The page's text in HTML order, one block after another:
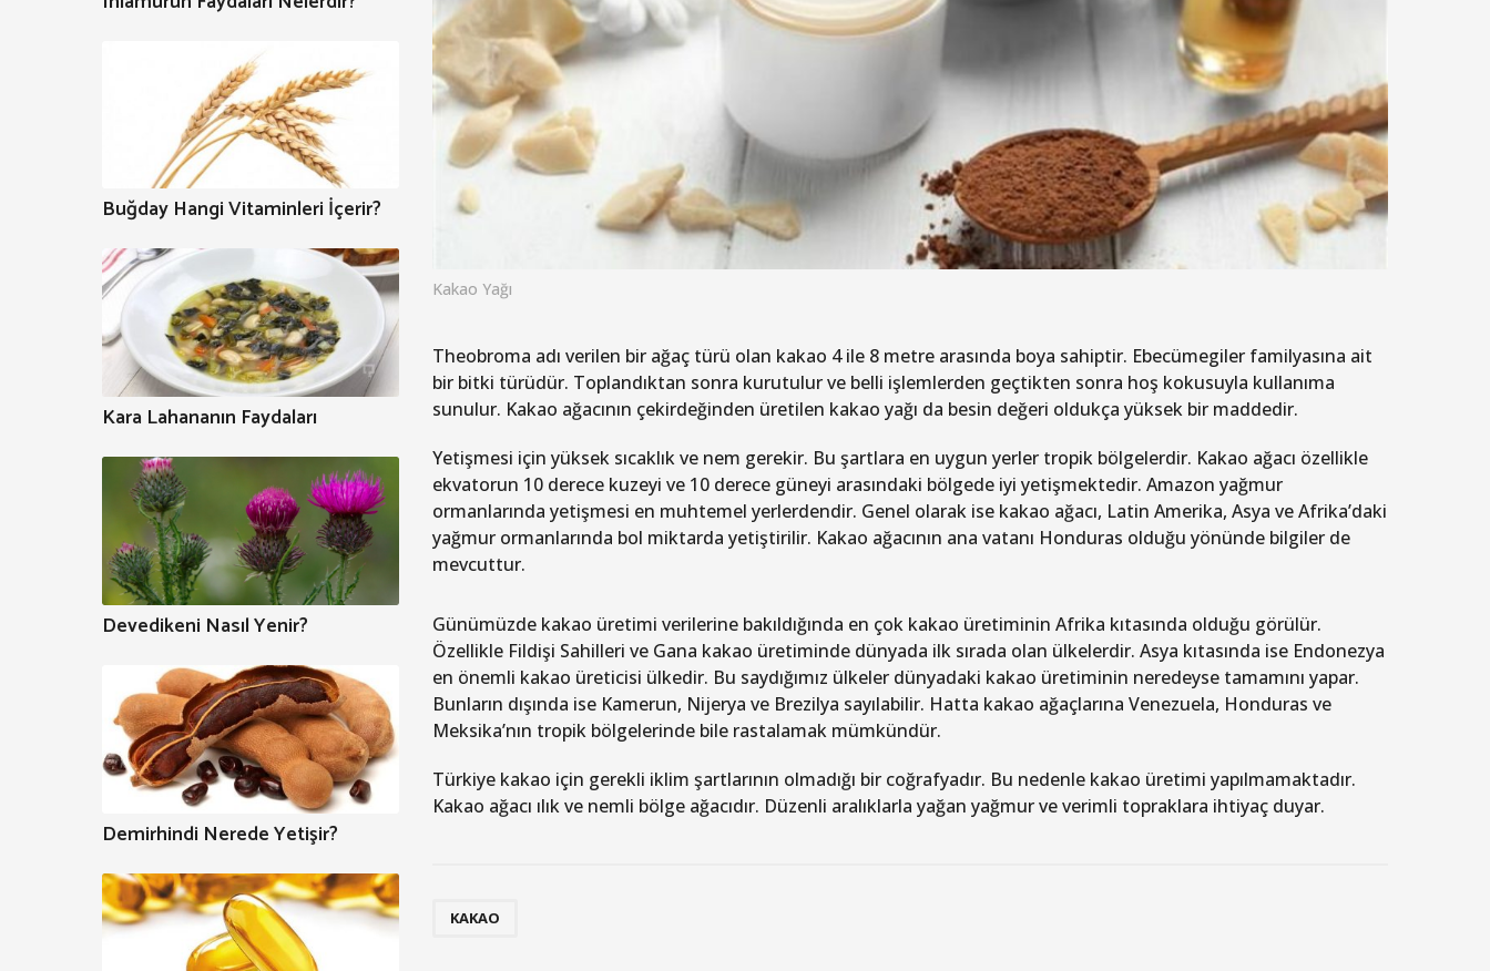
Kakao Yağı
Theobroma adı verilen bir ağaç türü olan kakao 4 ile 8 metre arasında boya sahiptir. Ebecümegiler familyasına ait
bir bitki türüdür. Toplandıktan sonra kurutulur ve belli işlemlerden geçtikten sonra hoş kokusuyla kullanıma
sunulur. Kakao ağacının çekirdeğinden üretilen kakao yağı da besin değeri oldukça yüksek bir maddedir.
Yetişmesi için yüksek sıcaklık ve nem gerekir. Bu şartlara en uygun yerler tropik bölgelerdir. Kakao ağacı özellikle
ekvatorun 10 derece kuzeyi ve 10 derece güneyi arasındaki bölgede iyi yetişmektedir. Amazon yağmur
ormanlarında yetişmesi en muhtemel yerlerdendir. Genel olarak ise kakao ağacı, Latin Amerika, Asya ve Afrika’daki
yağmur ormanlarında bol miktarda yetiştirilir. Kakao ağacının ana vatanı Honduras olduğu yönünde bilgiler de
mevcuttur.
Günümüzde kakao üretimi verilerine bakıldığında en çok kakao üretiminin Afrika kıtasında olduğu görülür.
Özellikle Fildişi Sahilleri ve Gana kakao üretiminde dünyada ilk sırada olan ülkelerdir. Asya kıtasında ise Endonezya
en önemli kakao üreticisi ülkedir. Bu saydığımız ülkeler dünyadaki kakao üretiminin neredeyse tamamını yapar.
Bunların dışında ise Kamerun, Nijerya ve Brezilya sayılabilir. Hatta kakao ağaçlarına Venezuela, Honduras ve
Meksika’nın tropik bölgelerinde bile rastalamak mümkündür.
Türkiye kakao için gerekli iklim şartlarının olmadığı bir coğrafyadır. Bu nedenle kakao üretimi yapılmamaktadır.
Kakao ağacı ılık ve nemli bölge ağacıdır. Düzenli aralıklarla yağan yağmur ve verimli topraklara ihtiyaç duyar.
KAKAO
Buğday Hangi Vitaminleri İçerir?
Kara Lahananın Faydaları
Devedikeni Nasıl Yenir?
Demirhindi Nerede Yetişir?